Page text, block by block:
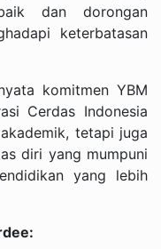
dan dorongan
keterbatasan
komitmen YBM
Cerdas Indonesia
tetapi juga
diri yang mumpuni
yang lebih